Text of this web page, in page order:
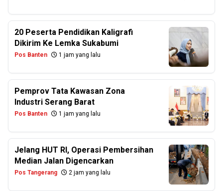
20 Peserta Pendidikan Kaligrafi
Dikirim Ke Lemka Sukabumi
Pos Banten 1 jam yang lalu
Pemprov Tata Kawasan Zona
Industri Serang Barat
Pos Banten 1 jam yang lalu
Jelang HUT RI, Operasi Pembersihan
Median Jalan Digencarkan
Pos Tangerang 2 jam yang lalu